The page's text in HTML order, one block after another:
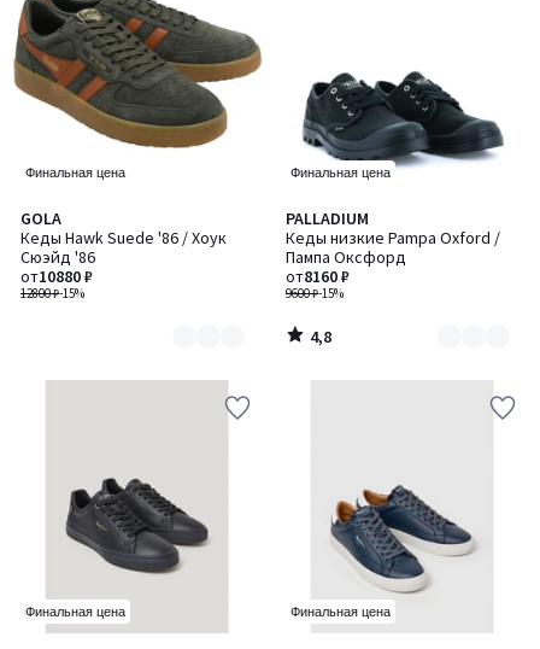
Финальная цена
GOLA
Кеды Hawk Suede '86 / Хоук
Сюэйд '86
12800 ₽-15%
от10880 ₽
Количество
цветов:
2
Финальная цена
PALLADIUM
Кеды низкие Pampa Oxford /
Пампа Оксфорд
9600 ₽-15%
от8160 ₽
4,8
/ 5
Количество
цветов:
2
4,8
/
Финальная цена Финальная цена